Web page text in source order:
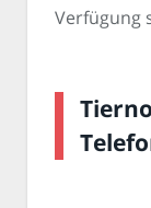
Verfügung